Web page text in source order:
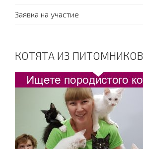
Заявка на участие
КОТЯТА ИЗ ПИТОМНИКОВ